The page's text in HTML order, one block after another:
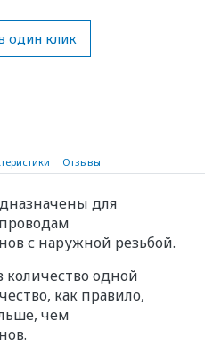
один клик
Отзывы
для
с наружной резьбой.
количество одной
как правило,
чем